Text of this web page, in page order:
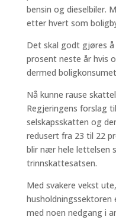
bensin og dieselbiler.
etter hvert som
Det skal godt gjøres
prosent neste år hvis
dermed
Nå kunne rause
Regjeringens forslag
selskapsskatten og
redusert fra 23 til 22
blir nær hele lettelsen
trinnskattesatsen.
Med svakere vekst
husholdningssektoren
med noen nedgang i